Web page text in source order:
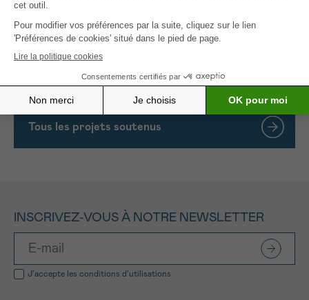
L’objectif de ce projet est de comprendre comment
ces petites modifications chimiques du code
génétique peuvent affecter le fonctionnement de
ce processus de rouille dans le
Tous les projets soutenus
INSCRIVEZ-VOUS À NOTRE NEWSLETTER
J’accepte les conditions d’utilisations